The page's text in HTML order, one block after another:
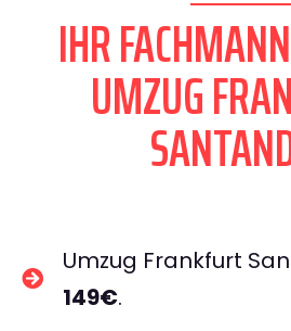
IHR
UMZUG
Umzug Frankfurt
149€.